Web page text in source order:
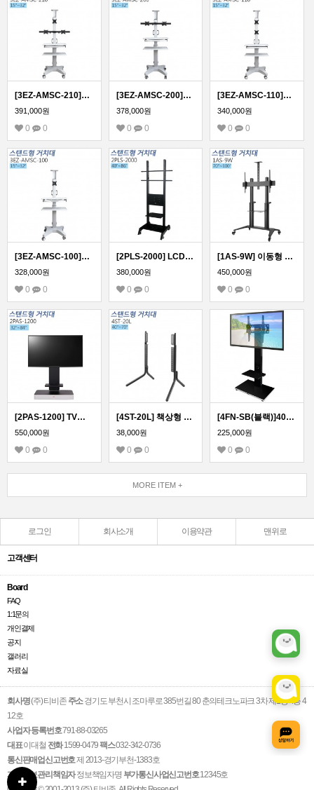
[3EZ-AMSC-210]멀티 모니터 이동형 스탠드 거치대/워크스페이스 카트
391,000원
0 0
[3EZ-AMSC-200]듀얼 모니터 이동형 스탠드 거치대/워크스페이스 카트
378,000원
0 0
[3EZ-AMSC-110]듀얼 모니터 이동형 스탠드 거치대/워크스페이스 카트
340,000원
0 0
[3EZ-AMSC-100]모니터 이동형 스탠드/워크스페이스 카트
328,000원
0 0
[2PLS-2000] LCD STAND, TV거치대 PDP스탠드, 티비다이 40~86인치 적용
380,000원
0 0
[1AS-9W] 이동형 스탠드형 모니터 거치대 70~100인치 모든 TV 모니터 호환
450,000원
0 0
[2PAS-1200] TV장식장,거실장,벽걸이스탠드,거치대,전제품 설치가능
550,000원
0 0
[4ST-20L] 책상형 모니터 스탠드 거치대 장식장용 40-70인치
38,000원
0 0
[4FN-SB(블랙)]40-65인치모니터 TV 스탠드 LED LCD 거실 스탠드
225,000원
0 0
MORE ITEM +
로그인 회사소개 이용약관 맨위로
고객센터
Board
FAQ
1:1문의
개인결제
공지
갤러리
자료실
회사명(주) 티비존 주소경기도 부천시 조마루로 385번길 80 춘의테크노파크 3차 제1동 4층 4
12호
사업자 등록번호791-88-03265
대표이대철 전화1599-0479팩스032-342-0736
통신판매업신고번호제 2013-경기부천-1383호
개인정보관리책임자정보책임자명 부가통신사업신고번호12345호